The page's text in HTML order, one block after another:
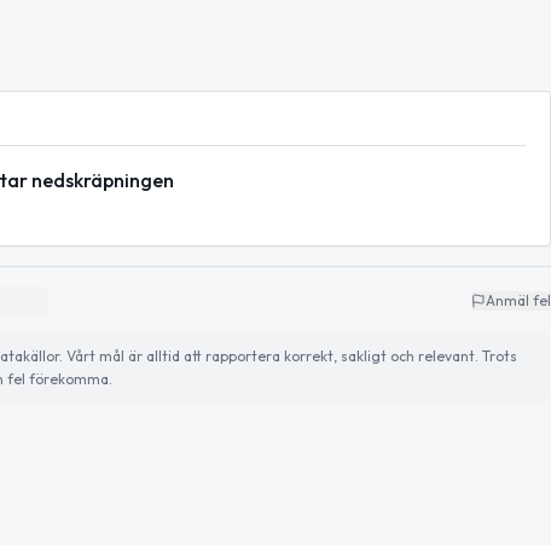
nedskräpningen
Anmäl fel
Vårt mål är alltid att rapportera korrekt, sakligt och relevant. Trots
fel förekomma.